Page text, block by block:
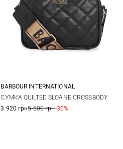
One Size
BARBOUR INTERNATIONAL
СУМКА QUILTED SLOANE CROSSBODY
3 920 грн5 600 грн-30%